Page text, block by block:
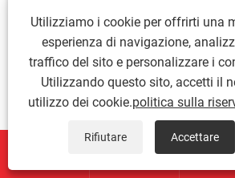
destinazione e i tempi di
precisa sarà la tua richiesta, più
preventivo.
Considerazioni
Le prestazioni strutturali non sono

Utilizziamo i cookie per offrirti una
esperienza di navigazione,
traffico del sito e personalizzare i
Utilizzando questo sito, accetti il
utilizzo dei cookie.politica sulla
Rifiutare Accettare